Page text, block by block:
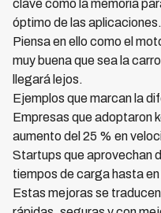
clave como la memoria
óptimo de las aplicaciones.
Piensa en ello como el
muy buena que sea la
llegará lejos.
Ejemplos que marcan la
Empresas que adoptaron
aumento del 25 % en
Startups que aprovechan
tiempos de carga hasta en
Estas mejoras se